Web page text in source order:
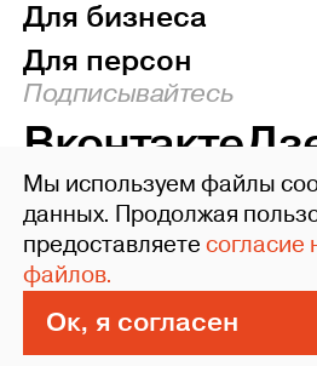
Для бизнеса
Для персон
Подписывайтесь
Вконтакте
Наверх
©2004-26 ideafixgroup
Политика
Пользовательское соглашение
Сделано в Xpage
Мы используем файлы
данных. Продолжая
предоставляетесогласие
файлов.
Ок, я согласен